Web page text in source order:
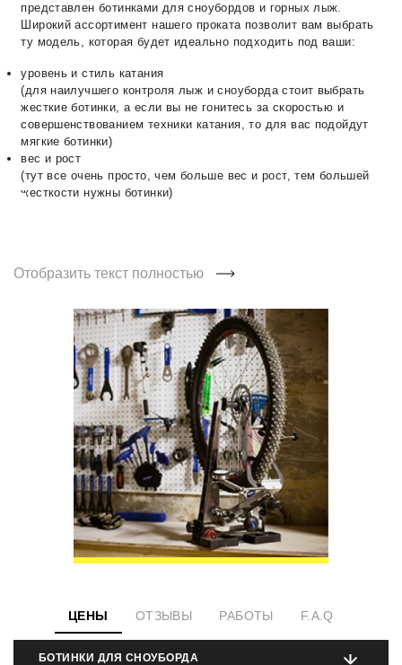
представлен ботинками для сноубордов и горных лыж.
Широкий ассортимент нашего проката позволит вам выбрать
ту модель, которая будет идеально подходить под ваши:
уровень и стиль катания
(для наилучшего контроля лыж и сноуборда стоит выбрать
жесткие ботинки, а если вы не гонитесь за скоростью и
совершенствованием техники катания, то для вас подойдут
мягкие ботинки)
вес и рост
(тут все очень просто, чем больше вес и рост, тем большей
жесткости нужны ботинки)
Отобразить текст полностью
ЦЕНЫ ОТЗЫВЫ РАБОТЫ F.A.Q
БОТИНКИ ДЛЯ СНОУБОРДА